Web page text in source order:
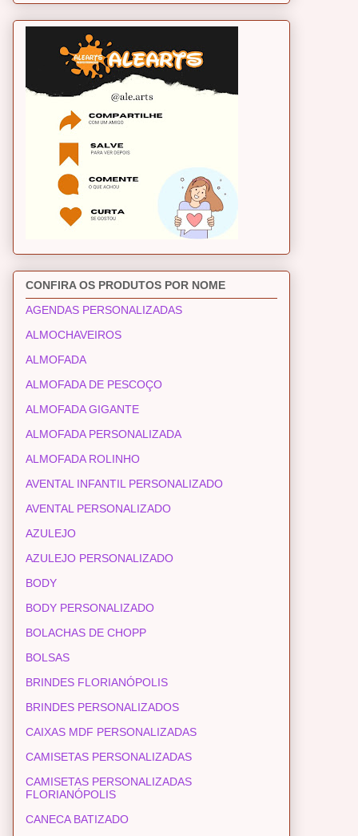
CONFIRA OS PRODUTOS POR NOME
AGENDAS PERSONALIZADAS
ALMOCHAVEIROS
ALMOFADA
ALMOFADA DE PESCOÇO
ALMOFADA GIGANTE
ALMOFADA PERSONALIZADA
ALMOFADA ROLINHO
AVENTAL INFANTIL PERSONALIZADO
AVENTAL PERSONALIZADO
AZULEJO
AZULEJO PERSONALIZADO
BODY
BODY PERSONALIZADO
BOLACHAS DE CHOPP
BOLSAS
BRINDES FLORIANÓPOLIS
BRINDES PERSONALIZADOS
CAIXAS MDF PERSONALIZADAS
CAMISETAS PERSONALIZADAS
CAMISETAS PERSONALIZADAS
FLORIANÓPOLIS
CANECA BATIZADO